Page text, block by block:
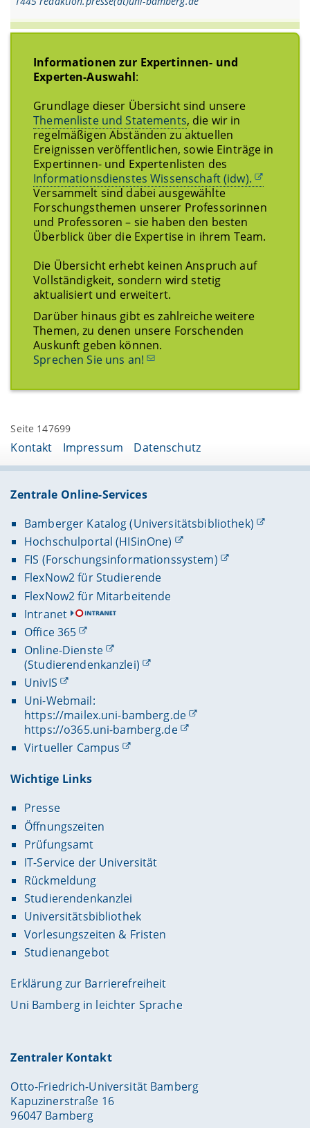
Informationen zur Expertinnen- und
Experten-Auswahl:
Grundlage dieser Übersicht sind unsere
Themenliste und Statements, die wir in
regelmäßigen Abständen zu aktuellen
Ereignissen veröffentlichen, sowie Einträge in
Expertinnen- und Expertenlisten des
Informationsdienstes Wissenschaft (idw).
Versammelt sind dabei ausgewählte
Forschungsthemen unserer Professorinnen
und Professoren – sie haben den besten
Überblick über die Expertise in ihrem Team.
Die Übersicht erhebt keinen Anspruch auf
Vollständigkeit, sondern wird stetig
aktualisiert und erweitert.
Darüber hinaus gibt es zahlreiche weitere
Themen, zu denen unsere Forschenden
Auskunft geben können.
Sprechen Sie uns an!
Seite 147699
Kontakt Impressum Datenschutz
Zentrale Online-Services
Bamberger Katalog (Universitätsbibliothek)
Hochschulportal (HISinOne)
FIS (Forschungsinformationssystem)
FlexNow2 für Studierende
FlexNow2 für Mitarbeitende
Intranet
Office 365
Online-Dienste
(Studierendenkanzlei)
UnivIS
Uni-Webmail:
https://mailex.uni-bamberg.de
https://o365.uni-bamberg.de
Virtueller Campus
Wichtige Links
Presse
Öffnungszeiten
Prüfungsamt
IT-Service der Universität
Rückmeldung
Studierendenkanzlei
Universitätsbibliothek
Vorlesungszeiten & Fristen
Studienangebot
Erklärung zur Barrierefreiheit
Uni Bamberg in leichter Sprache
Zentraler Kontakt
Otto-Friedrich-Universität Bamberg
Kapuzinerstraße 16
96047 Bamberg